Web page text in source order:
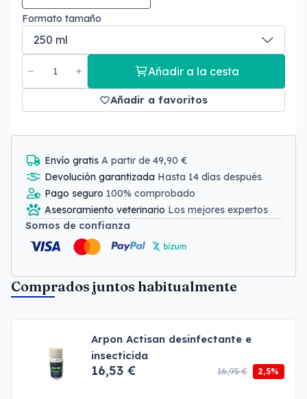
Formato tamaño
Añadir a la cesta
Añadir a favoritos
Envío gratis A partir de 49,90 €
Devolución garantizada Hasta 14 días después
Pago seguro 100% comprobado
Asesoramiento veterinario Los mejores expertos
Somos de confianza
Comprados juntos habitualmente
Arpon Actisan desinfectante e
insecticida
16,53 € 16,95 € 2,5%